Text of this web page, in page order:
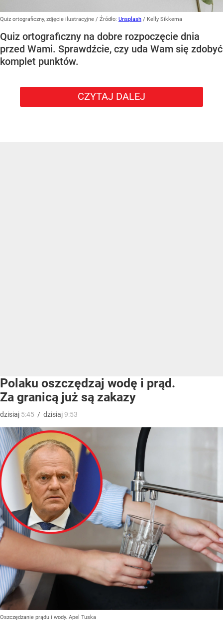
Quiz ortograficzny, zdjęcie ilustracyjne / Źródło: Unsplash / Kelly Sikkema
Quiz ortograficzny na dobre rozpoczęcie dnia
przed Wami. Sprawdźcie, czy uda Wam się zdobyć
komplet punktów.
CZYTAJ DALEJ
Polaku oszczędzaj wodę i prąd.
Za granicą już są zakazy
dzisiaj 5:45 / dzisiaj9:53
Oszczędzanie prądu i wody. Apel Tuska